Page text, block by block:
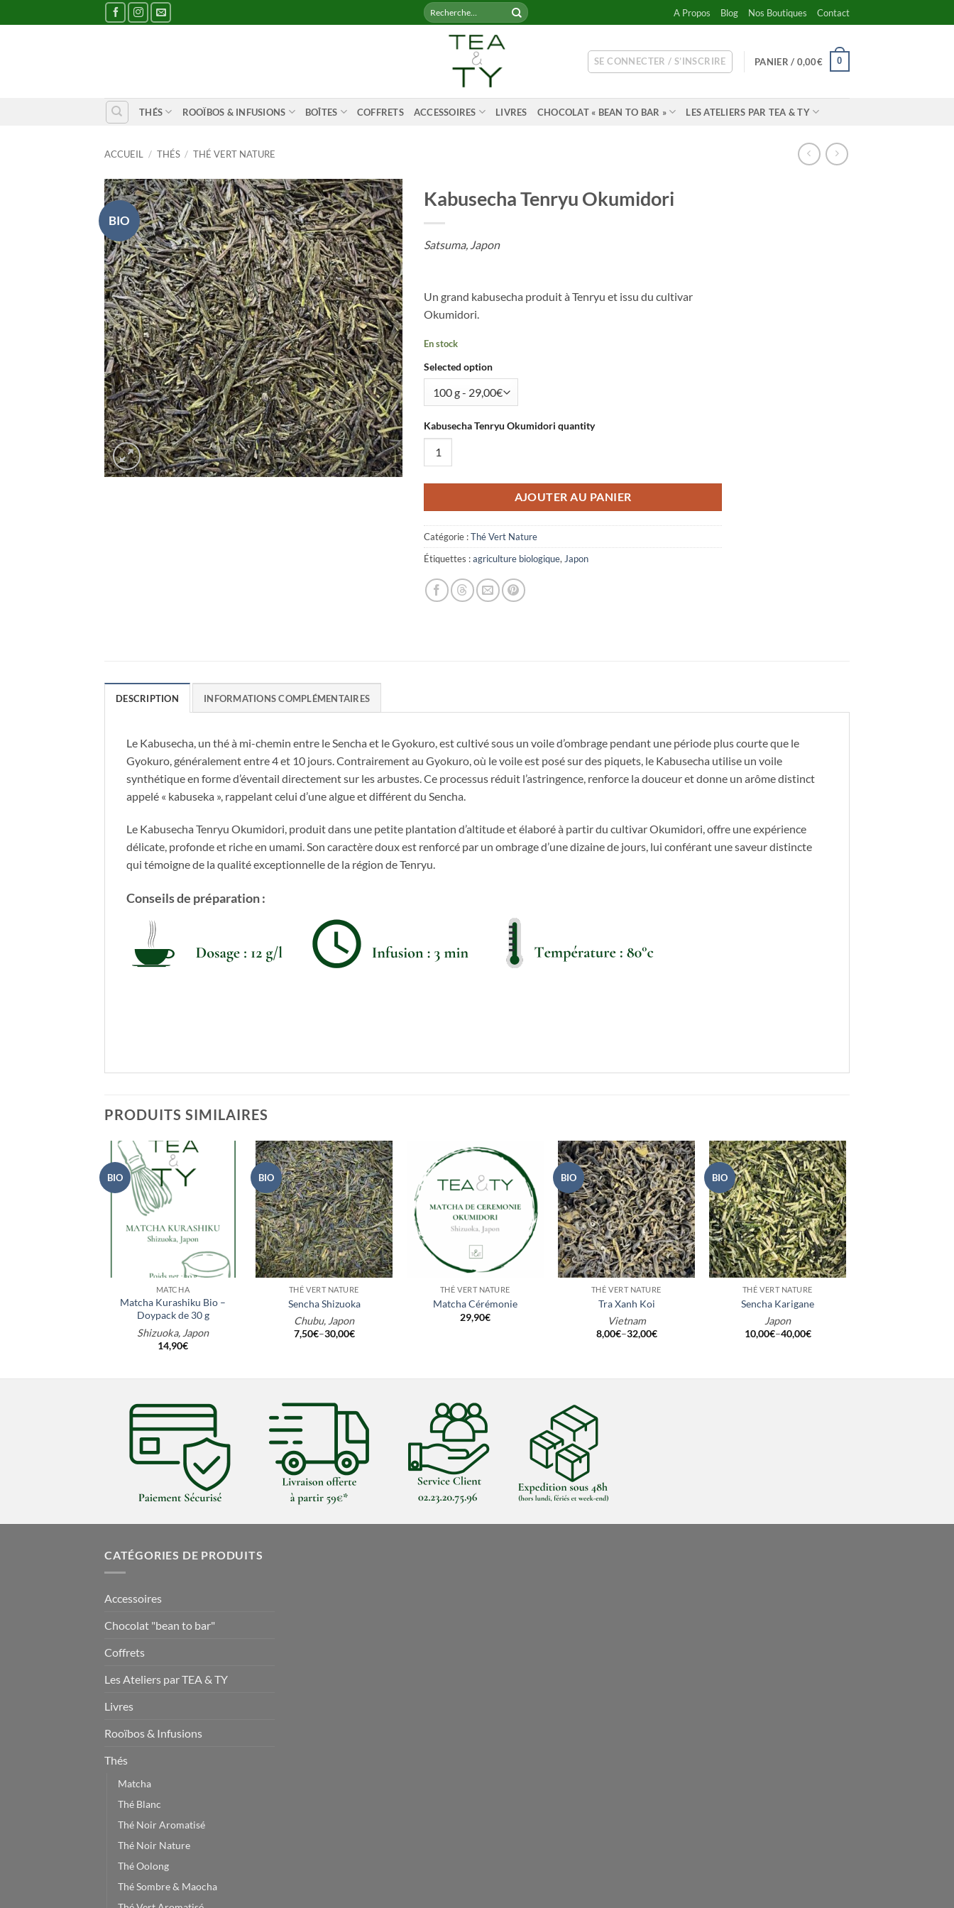
au
Recherche
pour :
A Propos Blog Nos Boutiques Contact
SE CONNECTER / S’INSCRIRE PANIER / 0,00€ 0
THÉS ROOÏBOS & INFUSIONS BOÎTES COFFRETS ACCESSOIRES LIVRES CHOCOLAT « BEAN TO BAR » LES ATELIERS PAR TEA & TY
ACCUEIL / THÉS / THÉ VERT NATURE
BIO
Kabusecha Tenryu Okumidori
Satsuma, Japon
Un grand kabusecha produit à Tenryu et issu du cultivar
Okumidori.
En stock
Selected option
Kabusecha Tenryu Okumidori quantity
AJOUTER AU PANIER
Catégorie :Thé Vert Nature
Étiquettes :agriculture biologique,Japon
DESCRIPTION INFORMATIONS COMPLÉMENTAIRES
Le Kabusecha, un thé à mi-chemin entre le Sencha et le Gyokuro, est cultivé sous un voile d’ombrage pendant une période plus courte que le
Gyokuro, généralement entre 4 et 10 jours. Contrairement au Gyokuro, où le voile est posé sur des piquets, le Kabusecha utilise un voile
synthétique en forme d’éventail directement sur les arbustes. Ce processus réduit l’astringence, renforce la douceur et donne un arôme distinct
appelé « kabuseka », rappelant celui d’une algue et différent du Sencha.
Le Kabusecha Tenryu Okumidori, produit dans une petite plantation d’altitude et élaboré à partir du cultivar Okumidori, offre une expérience
délicate, profonde et riche en umami. Son caractère doux est renforcé par un ombrage d’une dizaine de jours, lui conférant une saveur distincte
qui témoigne de la qualité exceptionnelle de la région de Tenryu.
Conseils de préparation :
PRODUITS SIMILAIRES
BIO
MATCHA
Matcha Kurashiku Bio –
Doypack de 30 g
Shizuoka, Japon
14,90€
BIO
+
THÉ VERT NATURE
Sencha Shizuoka
Chubu, Japon
7,50€–30,00€
THÉ VERT NATURE
Matcha Cérémonie
29,90€
BIO
+
THÉ VERT NATURE
Tra Xanh Koi
Vietnam
8,00€–32,00€
BIO
+
THÉ VERT NATURE
Sencha Karigane
Japon
10,00€–40,00€
CATÉGORIES DE PRODUITS
Accessoires
Chocolat "bean to bar"
Coffrets
Les Ateliers par TEA & TY
Livres
Rooïbos & Infusions
Thés
Matcha
Thé Blanc
Thé Noir Aromatisé
Thé Noir Nature
Thé Oolong
Thé Sombre & Maocha